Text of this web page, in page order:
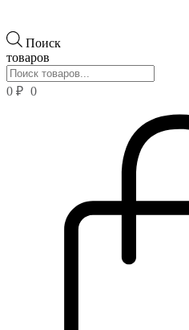
Поиск
товаров
0 ₽ 0